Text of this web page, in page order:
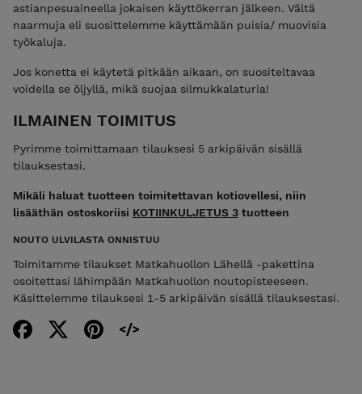
astianpesuaineella jokaisen käyttökerran jälkeen. Vältä
naarmuja eli suosittelemme käyttämään puisia/ muovisia
työkaluja.
Jos konetta ei käytetä pitkään aikaan, on suositeltavaa
voidella se öljyllä, mikä suojaa silmukkalaturia!
ILMAINEN TOIMITUS
Pyrimme toimittamaan tilauksesi 5 arkipäivän sisällä
tilauksestasi.
Mikäli haluat tuotteen toimitettavan kotiovellesi, niin
lisääthän ostoskoriisi KOTIINKULJETUS 3 tuotteen
NOUTO ULVILASTA ONNISTUU
Toimitamme tilaukset Matkahuollon Lähellä -pakettina
osoitettasi lähimpään Matkahuollon noutopisteeseen.
Käsittelemme tilauksesi 1-5 arkipäivän sisällä tilauksestasi.